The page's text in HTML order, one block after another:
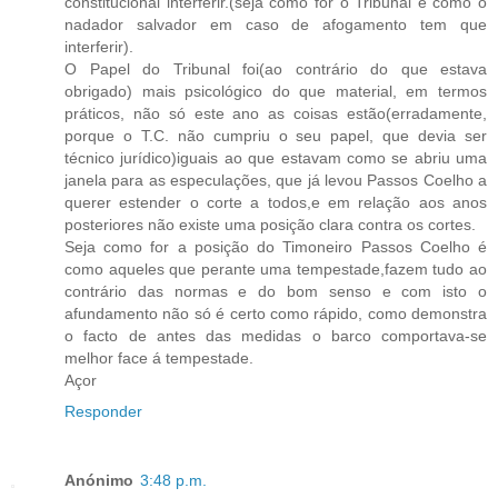
nadador salvador em caso de afogamento tem que
interferir).
O Papel do Tribunal foi(ao contrário do que estava
obrigado) mais psicológico do que material, em termos
práticos, não só este ano as coisas estão(erradamente,
porque o T.C. não cumpriu o seu papel, que devia ser
técnico jurídico)iguais ao que estavam como se abriu uma
janela para as especulações, que já levou Passos Coelho a
querer estender o corte a todos,e em relação aos anos
posteriores não existe uma posição clara contra os cortes.
Seja como for a posição do Timoneiro Passos Coelho é
como aqueles que perante uma tempestade,fazem tudo ao
contrário das normas e do bom senso e com isto o
afundamento não só é certo como rápido, como demonstra
o facto de antes das medidas o barco comportava-se
melhor face á tempestade.
Açor
Responder
Anónimo 3:48 p.m.